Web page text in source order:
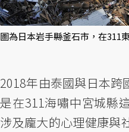
圖為日本岩手縣釜石市，在311
2018年由泰國與日本跨
是在311海嘯中宮城縣
涉及龐大的心理健康與